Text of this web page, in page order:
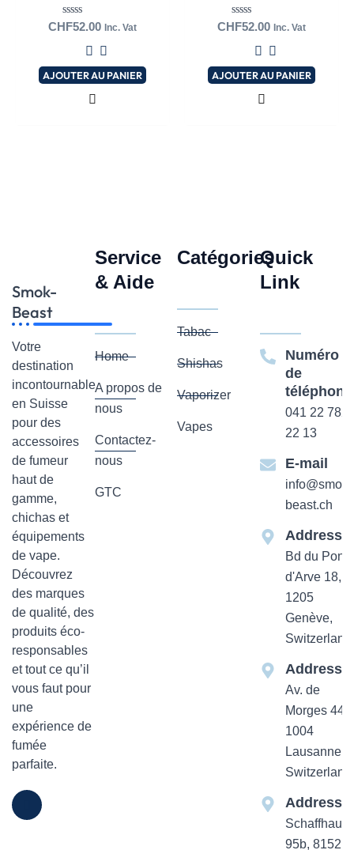
Note
CHF52.00 Inc. Vat
AJOUTER AU PANIER
Note
CHF52.00 Inc. Vat
AJOUTER AU PANIER
Smok-
Beast
Votre
destination
incontournable
en Suisse
pour des
accessoires
de fumeur
haut de
gamme,
chichas et
équipements
de vape.
Découvrez
des marques
de qualité, des
produits éco-
responsables
et tout ce qu’il
vous faut pour
une
expérience de
fumée
parfaite.
Service
& Aide
Home
A propos de
nous
Contactez-
nous
GTC
Catégories
Tabac
Shishas
Vaporizer
Vapes
Quick
Link
Numéro
de
téléphone
041 22 782
22 13
E-mail
info@smok-
beast.ch
Addresse
Bd du Pont-
d'Arve 18,
1205
Genève,
Switzerland
Addresse
Av. de
Morges 44
1004
Lausanne,
Switzerland
Addresse
95b, 8152